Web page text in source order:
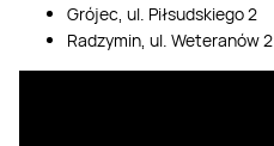
Grójec, ul. Piłsudskiego 2
Radzymin, ul. Weteranów 2